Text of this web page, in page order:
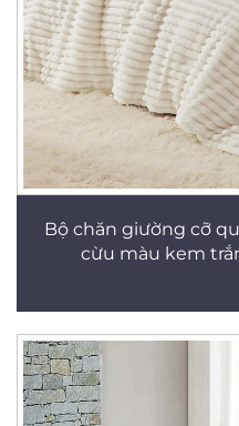
Bộ chăn giường cỡ
cừu màu kem